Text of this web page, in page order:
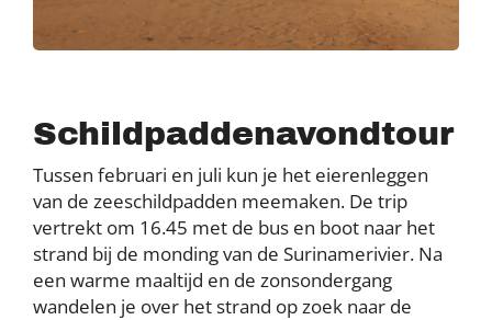
Schildpaddenavondtour
Tussen februari en juli kun je het eierenleggen
van de zeeschildpadden meemaken. De trip
vertrekt om 16.45 met de bus en boot naar het
strand bij de monding van de Surinamerivier. Na
een warme maaltijd en de zonsondergang
wandelen je over het strand op zoek naar de